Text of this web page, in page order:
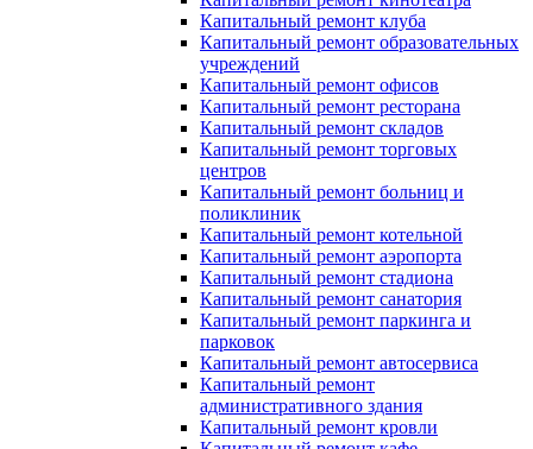
Капитальный ремонт клуба
Капитальный ремонт образовательных
учреждений
Капитальный ремонт офисов
Капитальный ремонт ресторана
Капитальный ремонт складов
Капитальный ремонт торговых
центров
Капитальный ремонт больниц и
поликлиник
Капитальный ремонт котельной
Капитальный ремонт аэропорта
Капитальный ремонт стадиона
Капитальный ремонт санатория
Капитальный ремонт паркинга и
парковок
Капитальный ремонт автосервиса
Капитальный ремонт
административного здания
Капитальный ремонт кровли